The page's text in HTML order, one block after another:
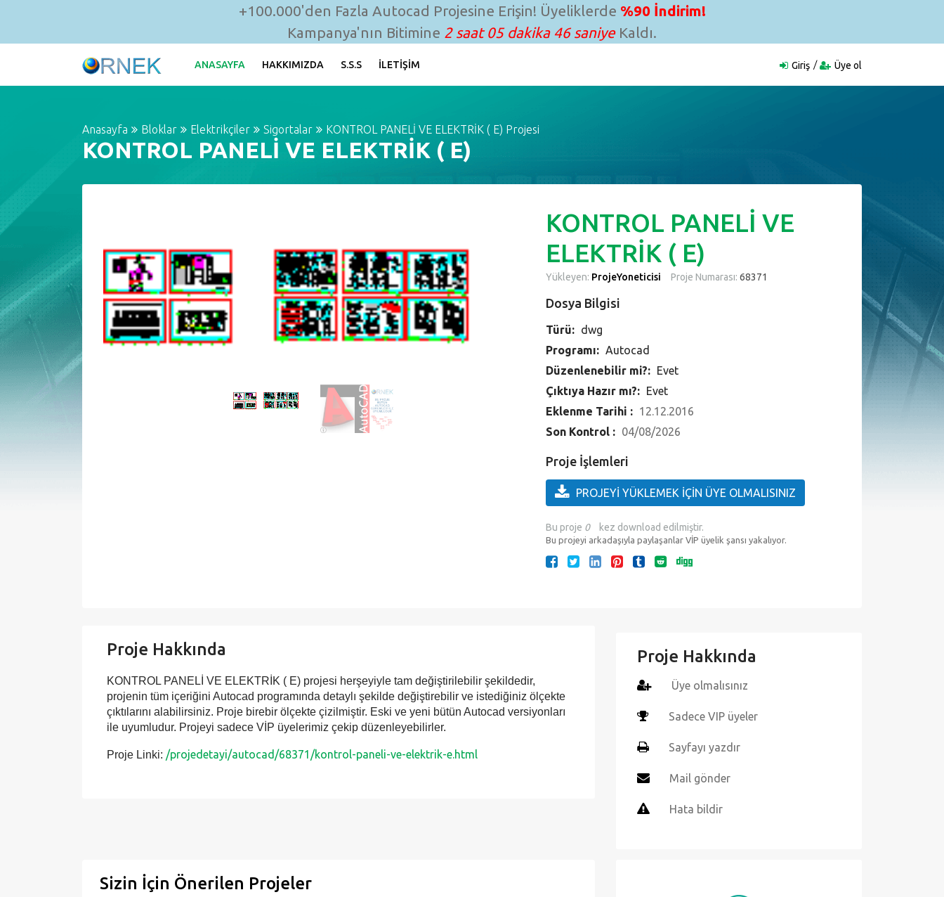
+100.000'den Fazla Autocad Projesine Erişin! Üyeliklerde %90 İndirim!
Kampanya'nın Bitimine 2 saat 05 dakika 45 saniyeKaldı.
ANASAYFA HAKKIMIZDA S.S.S İLETIŞIM Giriş Üye ol
Anasayfa Bloklar Elektrikçiler Sigortalar KONTROL PANELİ VE ELEKTRİK ( E) Projesi
KONTROL PANELİ VE ELEKTRİK ( E)
KONTROL PANELİ VE
ELEKTRİK ( E)
Yükleyen: ProjeYoneticisi Proje Numarası: 68371
Dosya Bilgisi
Türü: dwg
Programı: Autocad
Düzenlenebilir mi?: Evet
Çıktıya Hazır mı?: Evet
Eklenme Tarihi : 12.12.2016
Son Kontrol : 04/08/2026
Proje İşlemleri
PROJEYİ YÜKLEMEK İÇİN ÜYE OLMALISINIZ
Bu proje 0 kez download edilmiştir.
Bu projeyi arkadaşıyla paylaşanlar VİP üyelik şansı yakalıyor.
Proje Hakkında
KONTROL PANELİ VE ELEKTRİK ( E) projesi herşeyiyle tam değiştirilebilir şekildedir,
projenin tüm içeriğini Autocad programında detaylı şekilde değiştirebilir ve istediğiniz ölçekte
çıktılarını alabilirsiniz. Proje birebir ölçekte çizilmiştir. Eski ve yeni bütün Autocad versiyonları
ile uyumludur. Projeyi sadece VİP üyelerimiz çekip düzenleyebilirler.
Proje Linki: /projedetayi/autocad/68371/kontrol-paneli-ve-elektrik-e.html
Proje Hakkında
Üye olmalısınız
Sadece VIP üyeler
Sayfayı yazdır
Mail gönder
Hata bildir
Sizin İçin Önerilen Projeler